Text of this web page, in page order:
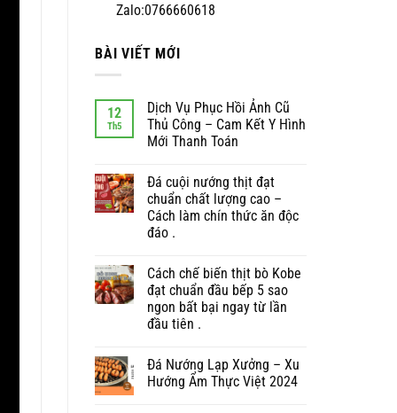
Zalo:0766660618
BÀI VIẾT MỚI
12
Th5
Dịch Vụ Phục Hồi Ảnh Cũ
Thủ Công – Cam Kết Y Hình
Mới Thanh Toán
Đá cuội nướng thịt đạt
chuẩn chất lượng cao –
Cách làm chín thức ăn độc
đáo .
Cách chế biến thịt bò Kobe
đạt chuẩn đầu bếp 5 sao
ngon bất bại ngay từ lần
đầu tiên .
Đá Nướng Lạp Xưởng – Xu
Hướng Ẩm Thực Việt 2024